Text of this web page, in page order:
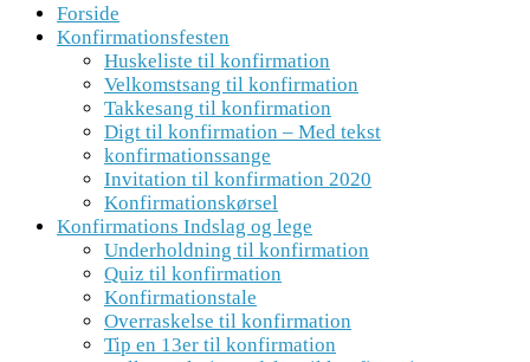
Forside
Konfirmationsfesten
Huskeliste til konfirmation
Velkomstsang til konfirmation
Takkesang til konfirmation
Digt til konfirmation – Med tekst
konfirmationssange
Invitation til konfirmation 2020
Konfirmationskørsel
Konfirmations Indslag og lege
Underholdning til konfirmation
Quiz til konfirmation
Konfirmationstale
Overraskelse til konfirmation
Tip en 13er til konfirmation